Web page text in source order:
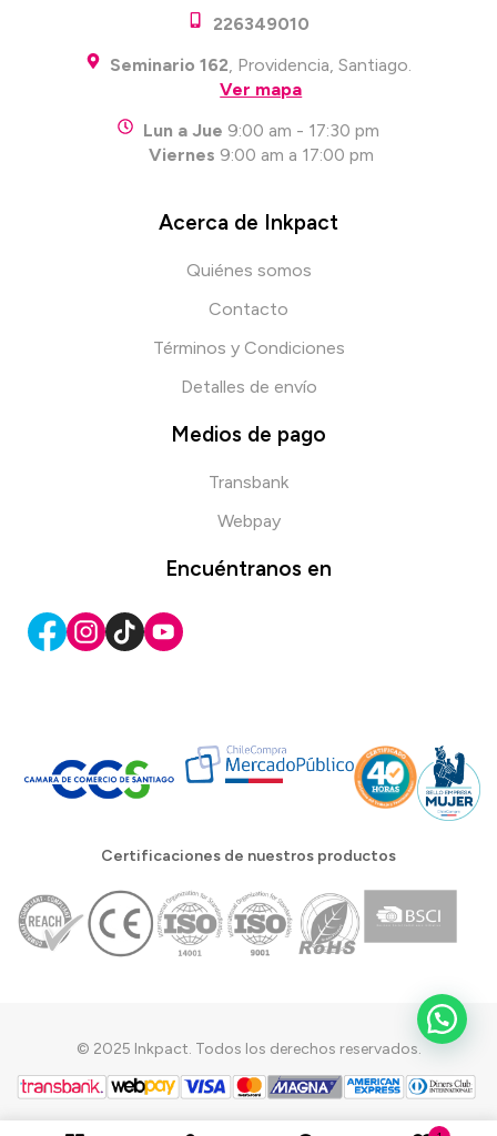
226349010
Seminario 162, Providencia, Santiago.
Ver mapa
Lun a Jue 9:00 am - 17:30 pm
Viernes 9:00 am a 17:00 pm
Acerca de Inkpact
Quiénes somos
Contacto
Términos y Condiciones
Detalles de envío
Medios de pago
Transbank
Webpay
Encuéntranos en
Certificaciones de nuestros productos
© 2025 Inkpact. Todos los derechos reservados.